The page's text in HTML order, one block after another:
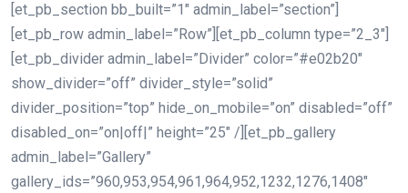
[et_pb_section bb_built=”1″ admin_label=”section”]
[et_pb_row admin_label=”Row”][et_pb_column type=”2_3″]
[et_pb_divider admin_label=”Divider” color=”#e02b20″
show_divider=”off” divider_style=”solid”
divider_position=”top” hide_on_mobile=”on” disabled=”off”
disabled_on=”on|off|” height=”25″ /][et_pb_gallery
admin_label=”Gallery”
gallery_ids=”960,953,954,961,964,952,1232,1276,1408″